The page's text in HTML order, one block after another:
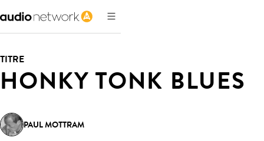
TITRE
HONKY TONK BLUES
PAUL MOTTRAM